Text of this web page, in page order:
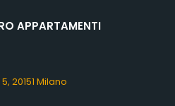
APPARTAMENTI
20151 Milano